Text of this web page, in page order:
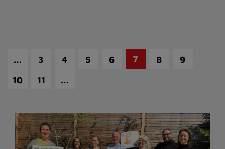
… 3 4 5 6 7 8
9
10
11 …